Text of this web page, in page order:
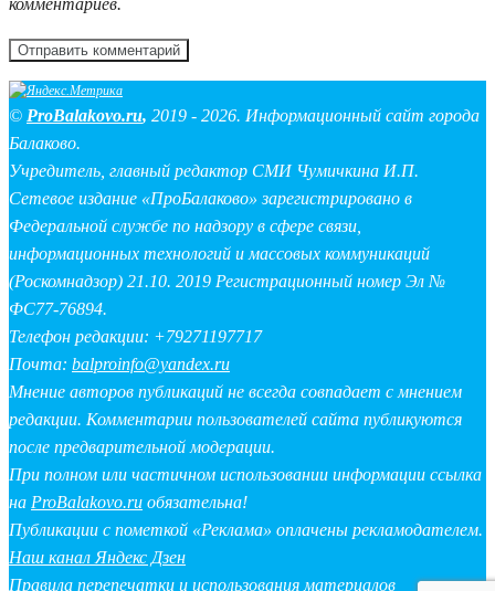
комментариев.
© ProBalakovo.ru, 2019 - 2026. Информационный сайт города
Балаково.
Учредитель, главный редактор СМИ Чумичкина И.П.
Сетевое издание «ПроБалаково» зарегистрировано в
Федеральной службе по надзору в сфере связи,
информационных технологий и массовых коммуникаций
(Роскомнадзор) 21.10. 2019 Регистрационный номер Эл №
ФС77-76894.
Телефон редакции: +79271197717
Почта: balproinfo@yandex.ru
Мнение авторов публикаций не всегда совпадает с мнением
редакции. Комментарии пользователей сайта публикуются
после предварительной модерации.
При полном или частичном использовании информации ссылка
на ProBalakovo.ru обязательна!
Публикации с пометкой «Реклама» оплачены рекламодателем.
Наш канал Яндекс Дзен
Правила перепечатки и использования материалов